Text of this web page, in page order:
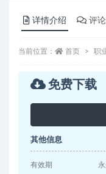
详情介绍 评
当前位置： 首页 职
免费下载
其他信息
有效期